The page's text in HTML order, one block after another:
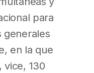
para
generales
en la que
vice, 130